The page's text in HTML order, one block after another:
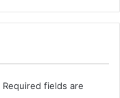
Required fields are